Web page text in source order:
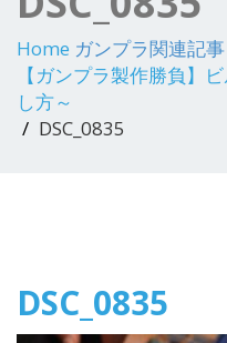
Home ガンプラ関連記事
【ガンプラ製作勝負】
し方～
DSC_0835
DSC_0835